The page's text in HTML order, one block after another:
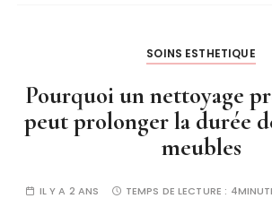
SOINS ESTHETIQUE
Pourquoi un nettoyage
peut prolonger la durée
meubles
IL Y A 2 ANS TEMPS DE LECTURE :